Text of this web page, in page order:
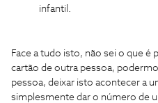
infantil.
Face a tudo isto, não sei o que é
cartão de outra pessoa,
pessoa, deixar isto acontecer a
simplesmente dar o número de